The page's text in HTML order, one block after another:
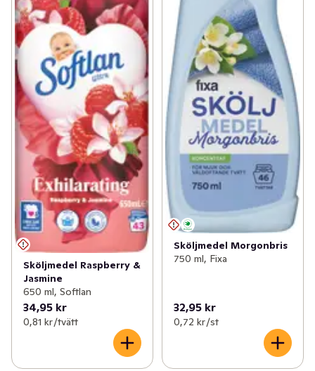
Sköljmedel Raspberry &
Jasmine
650 ml, Softlan
34,95 kr
0,81 kr /tvätt
Sköljmedel Morgonbris
750 ml, Fixa
32,95 kr
0,72 kr /st